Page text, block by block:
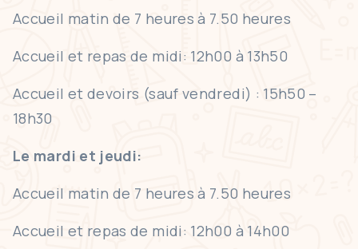
Accueil matin de 7 heures à 7.50 heures
Accueil et repas de midi: 12h00 à 13h50
Accueil et devoirs (sauf vendredi) : 15h50 –
18h30
Le mardi et jeudi:
Accueil matin de 7 heures à 7.50 heures
Accueil et repas de midi: 12h00 à 14h00